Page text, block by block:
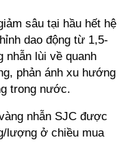
sâu tại hầu hết hệ
dao động từ 1,5-
nhẫn lùi về quanh
phản ánh xu hướng
trong nước.
nhẫn SJC được
lượng ở chiều mua